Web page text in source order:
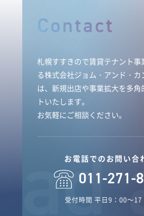
Contact
札幌すすきので賃貸テナント事
る株式会社ジョム・アンド・カ
は、新規出店や事業拡大を多角
トいたします。
お気軽にご相談ください。
お電話でのお問い合
011-271-
受付時間 平日9：00～17